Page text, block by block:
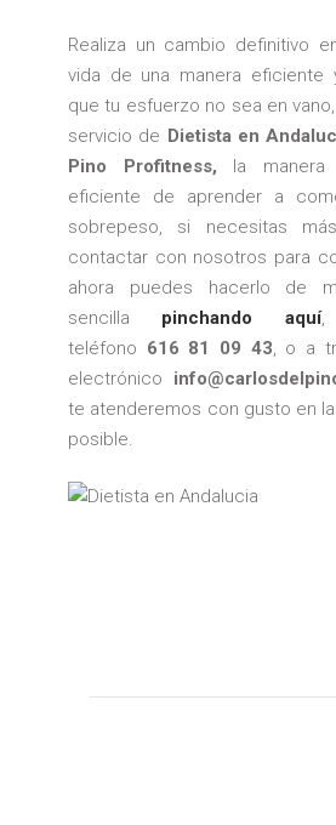
Realiza un cambio definitivo
vida de una manera eficiente
que tu esfuerzo no sea en
servicio de Dietista en
Pino Profitness, la
eficiente de aprender a
sobrepeso, si necesitas
contactar con nosotros para
ahora puedes hacerlo de
sencilla pinchando aquí,
teléfono 616 81 09 43, o a
electrónico
te atenderemos con gusto en
posible.